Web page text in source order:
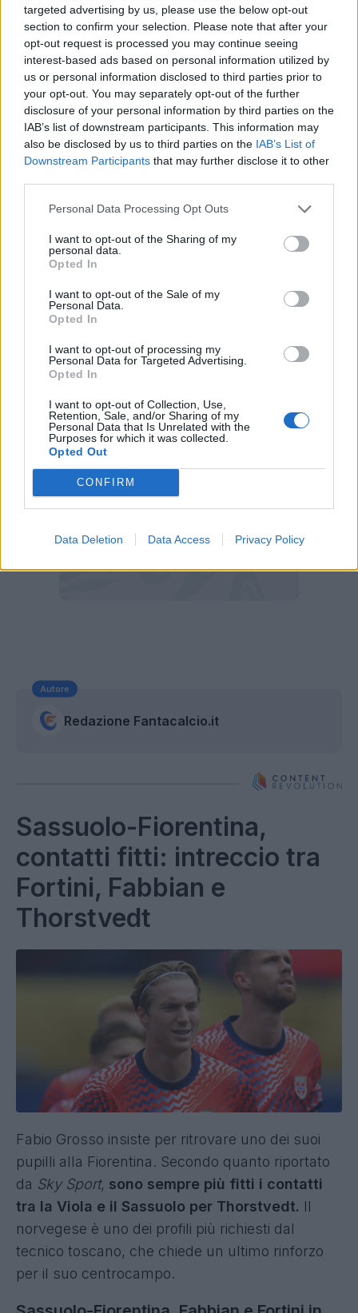
targeted advertising by us, please use the below opt-out
section to confirm your selection. Please note that after your
opt-out request is processed you may continue seeing
interest-based ads based on personal information utilized by
us or personal information disclosed to third parties prior to
your opt-out. You may separately opt-out of the further
disclosure of your personal information by third parties on the
IAB’s list of downstream participants. This information may
also be disclosed by us to third parties on the IAB’s List of
Downstream Participants that may further disclose it to other
Personal Data Processing Opt Outs
I want to opt-out of the Sharing of my
personal data.
Opted In
I want to opt-out of the Sale of my
Personal Data.
Opted In
I want to opt-out of processing my
Personal Data for Targeted Advertising.
Opted In
I want to opt-out of Collection, Use,
Retention, Sale, and/or Sharing of my
Personal Data that Is Unrelated with the
Purposes for which it was collected.
Opted Out
CONFIRM
Data Deletion Data Access Privacy Policy
utilizzato la difesa a quattro, talvolta adattando il
resto della squadra e svariando fino al 4-4-2. In
Nazionale aveva anche utilizzato il 3-5-2 per via
delle caratteristiche di alcuni interpreti come
Bastoni, Di Marco o Di Lorenzo, ma la difesa a
quattro è sempre stata uno dei suoi capisaldi.
Sarà quindi una Lazio certamente più versatile
rispetto a quella di Sarri, ma con un'idea di base
molto precisa.
Lazio, gli addii
Lazio. Servirà fare cassa per poter operare sulle
entrate, e in tal senso sembrano essere
destinati a dire addio giocatori come Romangoli,
Gila, Nuno Tavares, Provedel e, ovviamente,
Autore
Redazione Fantacalcio.it
Sassuolo-Fiorentina,
contatti fitti: intreccio tra
Fortini, Fabbian e
Thorstvedt
Fabio Grosso insiste per ritrovare uno dei suoi
pupilli alla Fiorentina. Secondo quanto riportato
da Sky Sport, sono sempre più fitti i contatti
tra la Viola e il Sassuolo per Thorstvedt. Il
norvegese è uno dei profili più richiesti dal
tecnico toscano, che chiede un ultimo rinforzo
per il suo centrocampo.